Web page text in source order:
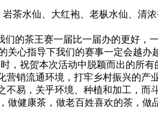
茶水仙、大红袍、老枞水仙、清
的茶王赛一届比一届办的更好，
心指导下我们的赛事一定会越办
，祝贺本次活动中脱颖而出的所有
营销流通环境，打牢乡村振兴的产
易，关乎环境、种植和加工，而
健康茶，做老百姓喜欢的茶，做